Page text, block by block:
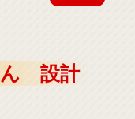
ん 設計